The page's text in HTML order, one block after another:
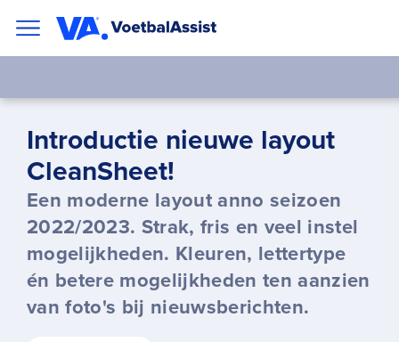
Introductie nieuwe layout
CleanSheet!
Een moderne layout anno seizoen
2022/2023. Strak, fris en veel instel
mogelijkheden. Kleuren, lettertype
én betere mogelijkheden ten aanzien
van foto's bij nieuwsberichten.